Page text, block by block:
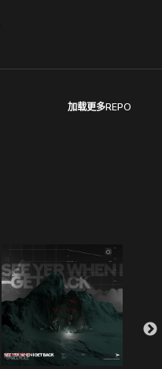
加载更多REPO